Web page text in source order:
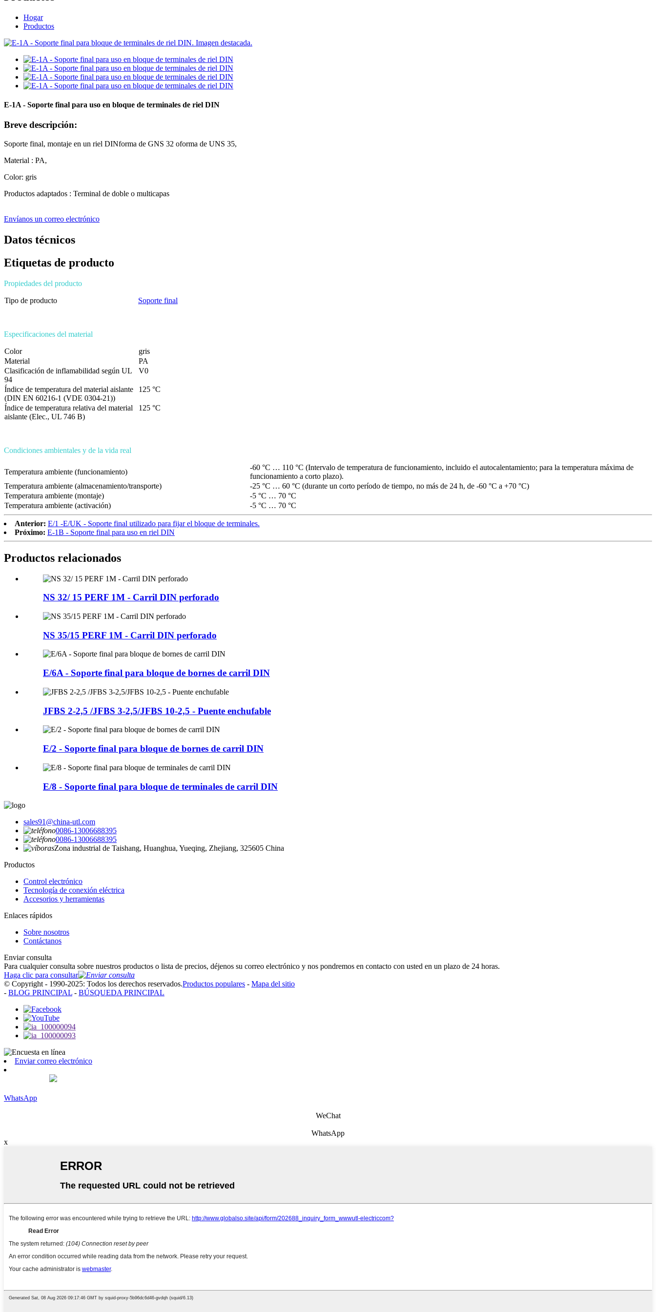
Hogar
Productos
E-1A - Soporte final para uso en bloque de terminales de riel DIN
Breve descripción:
Soporte final, montaje en un riel DINforma de GNS 32 oforma de UNS 35,
Material : PA,
Color: gris
Productos adaptados : Terminal de doble o multicapas
Envíanos un correo electrónico
Datos técnicos
Etiquetas de producto
Propiedades del producto
Tipo de producto Soporte final
Especificaciones del material
Color
gris
Material
PA
Clasificación de inflamabilidad según UL
94
V0
Índice de temperatura del material aislante
(DIN EN 60216-1 (VDE 0304-21))
125 °C
Índice de temperatura relativa del material
aislante (Elec., UL 746 B)
125 °C
Condiciones ambientales y de la vida real
Temperatura ambiente (funcionamiento)
-60 °C … 110 °C (Intervalo de temperatura de funcionamiento, incluido el autocalentamiento; para la temperatura máxima de
funcionamiento a corto plazo).
Temperatura ambiente (almacenamiento/transporte)
-25 °C … 60 °C (durante un corto período de tiempo, no más de 24 h, de -60 °C a +70 °C)
Temperatura ambiente (montaje)
-5 °C … 70 °C
Temperatura ambiente (activación)
-5 °C … 70 °C
Anterior: E/1 -E/UK - Soporte final utilizado para fijar el bloque de terminales.
Próximo: E-1B - Soporte final para uso en riel DIN
Productos relacionados
NS 32/ 15 PERF 1M - Carril DIN perforado
NS 35/15 PERF 1M - Carril DIN perforado
E/6A - Soporte final para bloque de bornes de carril DIN
JFBS 2-2,5 /JFBS 3-2,5/JFBS 10-2,5 - Puente enchufable
E/2 - Soporte final para bloque de bornes de carril DIN
E/8 - Soporte final para bloque de terminales de carril DIN
sales91@china-utl.com
0086-13006688395
0086-13006688395
Zona industrial de Taishang, Huanghua, Yueqing, Zhejiang, 325605 China
Productos
Control electrónico
Tecnología de conexión eléctrica
Accesorios y herramientas
Enlaces rápidos
Sobre nosotros
Contáctanos
Enviar consulta
Para cualquier consulta sobre nuestros productos o lista de precios, déjenos su correo electrónico y nos pondremos en contacto con usted en un plazo de 24 horas.
Haga clic para consultar
© Copyright - 1990-2025: Todos los derechos reservados.Productos populares - Mapa del sitio
- BLOG PRINCIPAL - BÚSQUEDA PRINCIPAL
Enviar correo electrónico
WhatsApp
WeChat
WhatsApp
x